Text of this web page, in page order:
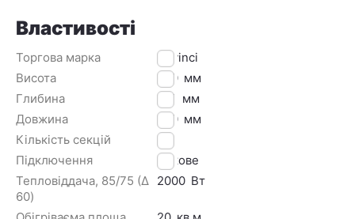
Властивості
Торгова марка
Davinci
Висота
500 мм
Глибина
100 мм
Довжина
800 мм
Кількість секцій
10
Підключення
Бокове
Тепловіддача, 85/75 (Δ
60)
2000 Вт